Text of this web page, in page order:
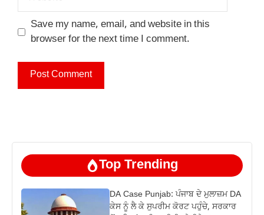
Save my name, email, and website in this
browser for the next time I comment.
Top Trending
DA Case Punjab: ਪੰਜਾਬ ਦੇ ਮੁਲਾਜ਼ਮ DA
ਕੇਸ ਨੂੰ ਲੈ ਕੇ ਸੁਪਰੀਮ ਕੋਰਟ ਪਹੁੰਚੇ, ਸਰਕਾਰ